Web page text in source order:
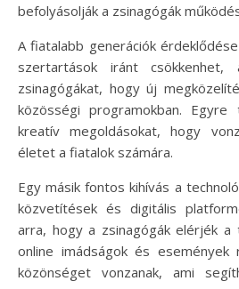
befolyásolják a zsinagógák
A fiatalabb generációk
szertartások iránt
zsinagógákat, hogy új
közösségi programokban.
kreatív megoldásokat, hogy
életet a fiatalok számára.
Egy másik fontos kihívás a
közvetítések és digitális
arra, hogy a zsinagógák elérjék a
online imádságok és
közönséget vonzanak, ami